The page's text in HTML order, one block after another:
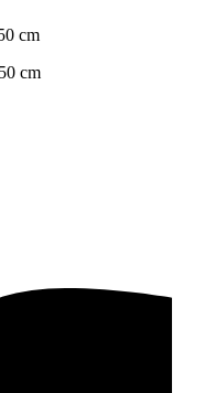
cm
cm